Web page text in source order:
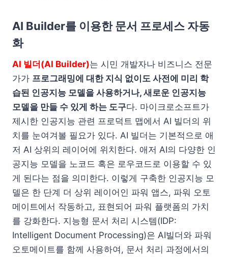
AI Builder를 이용한 문서 프로세스 자동
화
AI 빌더(AI Builder)는 시민 개발자나 비즈니스 전문
가가 프로그래밍에 대한 지식 없이도 사전에 미리 학
습된 인공지능 모델을 사용하거나, 새로운 인공지능
모델을 만들 수 있게 하는 도구다. 마이크로소프트가
제시한 인공지능 관련 프로덕트 맵에서 AI 빌더의 위
치를 눈여겨볼 필요가 있다. AI 빌더는 기본적으로 애
저 AI 상위의 레이어에 위치한다. 애저 AI의 다양한 인
공지능 모델을 노코드 혹은 로우코드로 이용할 수 있
게 된다는 점을 의미한다. 이렇게 구축한 인공지능 모
델은 한 단계 더 상위 레이어인 파워 앱스, 파워 오토
메이트에서 작동하고, 표현되어 파워 플랫폼의 가치
를 강화한다. 지능형 문서 처리 시스템(IDP:
Intelligent Document Processing)은 AI빌더와 파워
오토메이트를 함께 사용하여, 문서 처리 과정에서의